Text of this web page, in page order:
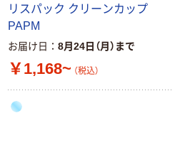
リスパック クリーンカップ
PAPM
お届け日 8月24日（月）まで
￥1,168~ （税込）